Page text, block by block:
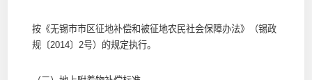
按《无锡市市区征地补偿和被征地农民社会保障办法》（锡政
规〔2014〕2号）的规定执行。